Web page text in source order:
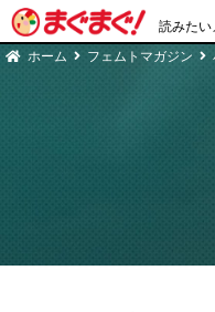
読みたい
ホーム フェムトマガジン